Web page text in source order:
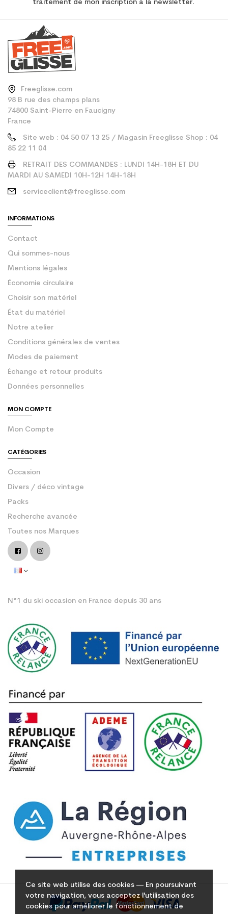
Ce site web utilise des cookies — En poursuivant
votre navigation, vous acceptez l'utilisation des
cookies pour améliorer le fonctionnement de
traitement de mon inscription à la newsletter.
Freeglisse.com
98 B rue des champs plans
74800 Saint-Pierre en Faucigny
France
Site web : 04 50 07 13 25 / Magasin Freeglisse Shop : 04
85 22 11 04
RETRAIT DES COMMANDES : LUNDI 14H-18H ET DU
MARDI AU SAMEDI 10H-12H 14H-18H
serviceclient@freeglisse.com
INFORMATIONS
Contact
Qui sommes-nous
Mentions légales
Économie circulaire
Choisir son matériel
État du matériel
Notre atelier
Conditions générales de ventes
Modes de paiement
Échange et retour produits
Données personnelles
MON COMPTE
Mon Compte
CATÉGORIES
Occasion
Divers / déco vintage
Packs
Recherche avancée
Toutes nos Marques
N°1 du ski occasion en France depuis 30 ans